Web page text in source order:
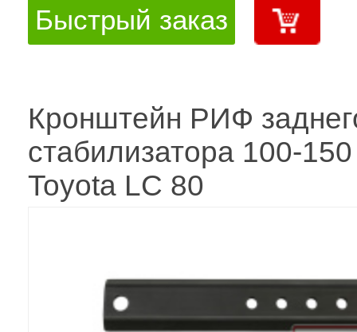
Быстрый заказ
Кронштейн РИФ
стабилизатора 100-
Toyota LC 80